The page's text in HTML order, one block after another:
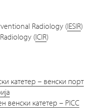
Radiology (IESIR)
(ICIR)
катетер – венски порт
венски катетер – PICC